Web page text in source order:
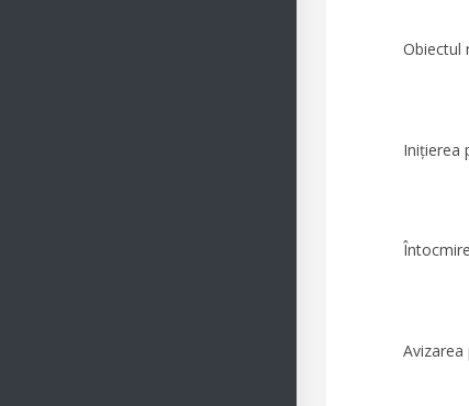
Obiectul
Inițierea
Avizarea